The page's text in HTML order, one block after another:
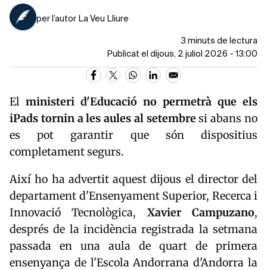
per l’autor La Veu Lliure
3 minuts de lectura
Publicat el dijous, 2 juliol 2026 - 13:00
El ministeri d'Educació no permetrà que els
iPads tornin a les aules al setembresi abans no
es pot garantir que són dispositius
completament segurs.
Així ho ha advertit aquest dijous el director del
departament d'Ensenyament Superior, Recerca i
Innovació Tecnològica, Xavier Campuzano,
després de la incidència registrada la setmana
passada en una aula de quart de primera
ensenyança de l'Escola Andorrana d'Andorra la